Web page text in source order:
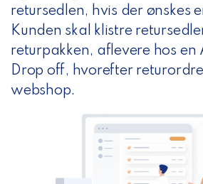
retursedlen, hvis der ønskes
Kunden skal klistre
returpakken, aflevere hos en
Drop off, hvorefter
webshop.